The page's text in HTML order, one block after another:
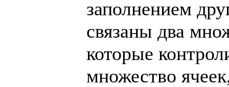
заполнением
связаны два
которые
множество